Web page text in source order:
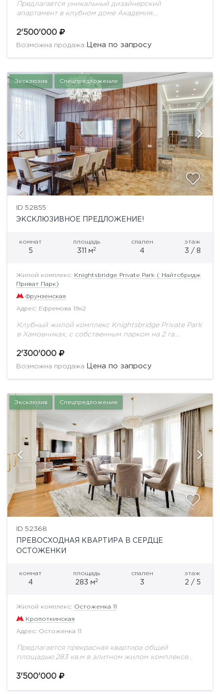
Предлагается уникальный дизайнерский
апартамент в клубном доме Академия.
включает в себя: кухню-столовую, которая отделена
от просторной гостиной, приватную зону,
2'500'000
Возможна продажа Цена по запросу
Эксклюзив Спецпредложение
ID 52855
ЭКСКЛЮЗИВНОЕ ПРЕДЛОЖЕНИЕ!
комнат
5
площадь
311 м2
спален
4
этаж
3 / 8
Жилой комплекс:
Knightsbridge Private Park ( Найтсбридж
Приват Парк)
Фрунзенская
Адрес: Ефремова 19к2
Клубный жилой комплекс Knightsbridge Private Park
в Хамовниках, с собственным парком на 2 га.
Планировка: кухня-столовая, гостиная, 4 спальни, 4
2'300'000
Возможна продажа Цена по запросу
Эксклюзив Спецпредложение
ID 52368
ПРЕВОСХОДНАЯ КВАРТИРА В СЕРДЦЕ
ОСТОЖЕНКИ
комнат
4
площадь
283 м2
спален
3
этаж
2 / 5
Жилой комплекс: Остоженка 11
Кропоткинская
Адрес: Остоженка 11
Предлагается прекрасная квартира общей
площадью 283 кв.м в элитном жилом комплексе
самом престижном квартале Москвы - "Золотой
3'500'000